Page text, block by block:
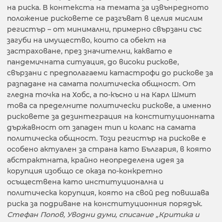
на риска. В контекста на темата за извънредното
положение рисковете се разгъват в целия мислим
регистър – от минимални, примерно свързани със
загуби на имущество, които са обект на
застраховане, през значителни, каквато е
пандемичната ситуация, до високи рискове,
свързани с предполагаеми катастрофи до рискове за
разпадане на самата политическа общност. От
гледна точка на Хобс, а по-късно и на Карл Шмит
това са пределните политически рискове, а именно
рисковете за дезинтеграция на конституционната
държавност от западен тип и колапс на самата
политическа общност. Този регистър на рискове е
особено актуален за страна като България, в която
абстрактната, крайно неопределена идея за
корупция изобщо се оказа по-конкретно
осъществена като институционална и
политическа корупция, която на свой ред повишава
риска за подриване на конституционния порядък.
Стефан Попов, Уводни думи, списание „Критика и